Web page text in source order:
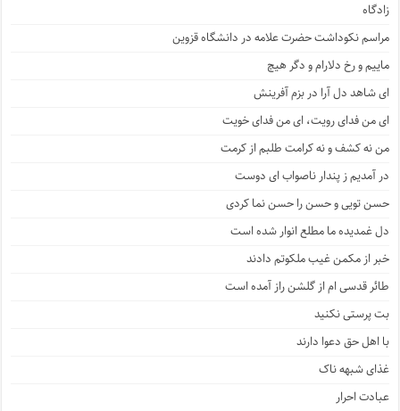
زادگاه
مراسم نکوداشت حضرت علامه در دانشگاه قزوین
ماییم و رخ دلارام و دگر هیچ
ای شاهد دل آرا در بزم آفرینش
ای من فدای رویت، ای من فدای خویت
من نه کشف و نه کرامت طلبم از کرمت
در آمدیم ز پندار ناصواب ای دوست
حسن تویی و حسن را حسن نما کردی
دل غمدیده ما مطلع انوار شده است
خبر از مکمن غیب ملکوتم دادند
طائر قدسی ام از گلشن راز آمده است
بت پرستی نکنید
با اهل حق دعوا دارند
غذای شبهه ناک
عبادت احرار